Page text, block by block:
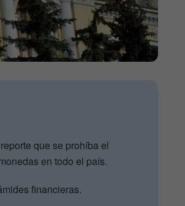
que se prohíba el
en todo el país.
financieras.